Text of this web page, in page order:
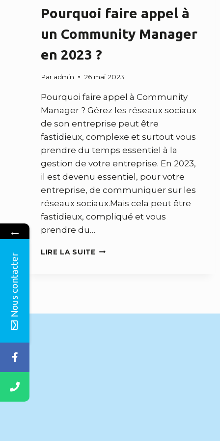
Pourquoi faire appel à
un Community Manager
en 2023 ?
Par admin 26 mai 2023
Pourquoi faire appel à Community
Manager ? Gérez les réseaux sociaux
de son entreprise peut être
fastidieux, complexe et surtout vous
prendre du temps essentiel à la
gestion de votre entreprise. En 2023,
il est devenu essentiel, pour votre
entreprise, de communiquer sur les
réseaux sociaux.Mais cela peut être
fastidieux, compliqué et vous
prendre du…
LIRE LA SUITE POURQUOI
←
Nous contacter